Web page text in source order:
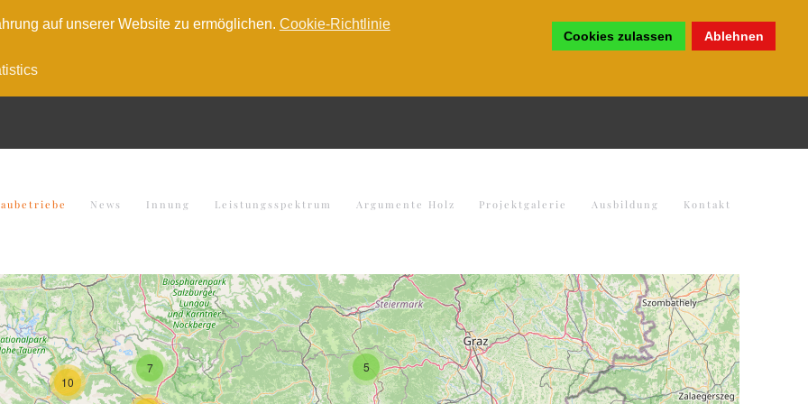
auf unserer Website zu ermöglichen. Cookie-Richtlinie
Cookies zulassen Ablehnen
News Innung Leistungsspektrum Argumente Holz Projektgalerie Ausbildung Kontakt
10
5
7